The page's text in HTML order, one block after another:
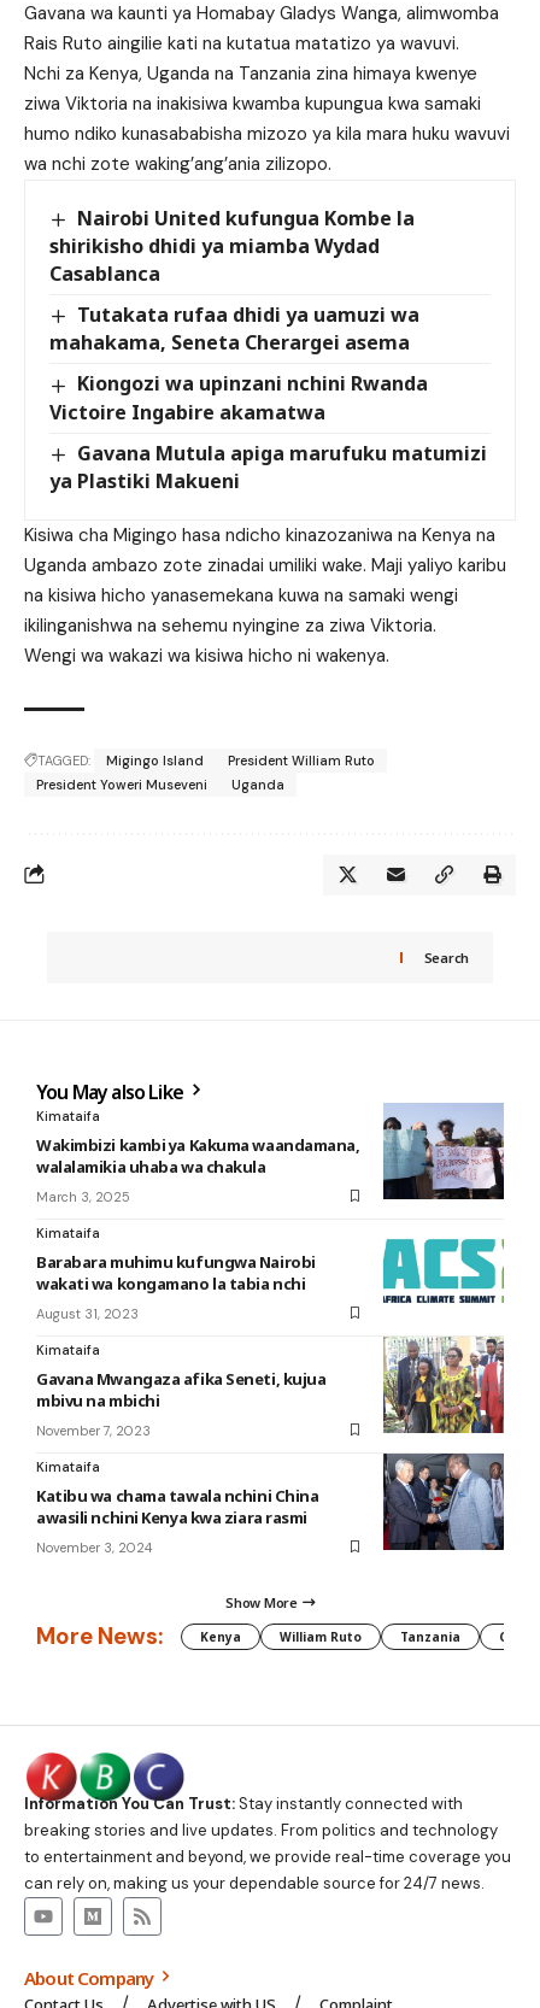
Gavana wa kaunti ya Homabay Gladys Wanga, alimwomba
Rais Ruto aingilie kati na kutatua matatizo ya wavuvi.
Nchi za Kenya, Uganda na Tanzania zina himaya kwenye
ziwa Viktoria na inakisiwa kwamba kupungua kwa samaki
humo ndiko kunasababisha mizozo ya kila mara huku wavuvi
wa nchi zote waking’ang’ania zilizopo.
Nairobi United kufungua Kombe la
shirikisho dhidi ya miamba Wydad
Casablanca
Tutakata rufaa dhidi ya uamuzi wa
mahakama, Seneta Cherargei asema
Kiongozi wa upinzani nchini Rwanda
Victoire Ingabire akamatwa
Gavana Mutula apiga marufuku matumizi
ya Plastiki Makueni
Kisiwa cha Migingo hasa ndicho kinazozaniwa na Kenya na
Uganda ambazo zote zinadai umiliki wake. Maji yaliyo karibu
na kisiwa hicho yanasemekana kuwa na samaki wengi
ikilinganishwa na sehemu nyingine za ziwa Viktoria.
Wengi wa wakazi wa kisiwa hicho ni wakenya.
TAGGED: Migingo Island
President William Ruto
President Yoweri Museveni
Uganda
Search
You May also Like
Kimataifa
Wakimbizi kambi ya Kakuma waandamana,
walalamikia uhaba wa chakula
March 3, 2025
Kimataifa
Barabara muhimu kufungwa Nairobi
wakati wa kongamano la tabia nchi
August 31, 2023
Kimataifa
Gavana Mwangaza afika Seneti, kujua
mbivu na mbichi
November 7, 2023
Kimataifa
Katibu wa chama tawala nchini China
awasili nchini Kenya kwa ziara rasmi
November 3, 2024
Show More
More News: Kenya William Ruto Tanzania CAF
Information You Can Trust:Stay instantly connected with
breaking stories and live updates. From politics and technology
to entertainment and beyond, we provide real-time coverage you
can rely on, making us your dependable source for 24/7 news.
About Company